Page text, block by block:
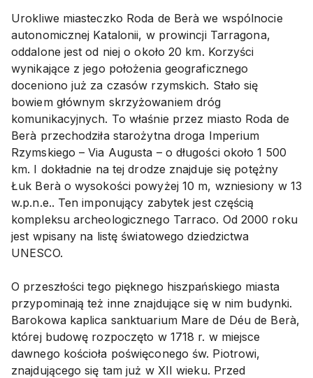
Urokliwe miasteczko Roda de Berà we wspólnocie
autonomicznej Katalonii, w prowincji Tarragona,
oddalone jest od niej o około 20 km. Korzyści
wynikające z jego położenia geograficznego
doceniono już za czasów rzymskich. Stało się
bowiem głównym skrzyżowaniem dróg
komunikacyjnych. To właśnie przez miasto Roda de
Berà przechodziła starożytna droga Imperium
Rzymskiego – Via Augusta – o długości około 1 500
km. I dokładnie na tej drodze znajduje się potężny
Łuk Berà o wysokości powyżej 10 m, wzniesiony w 13
w.p.n.e.. Ten imponujący zabytek jest częścią
kompleksu archeologicznego Tarraco. Od 2000 roku
jest wpisany na listę światowego dziedzictwa
UNESCO.
O przeszłości tego pięknego hiszpańskiego miasta
przypominają też inne znajdujące się w nim budynki.
Barokowa kaplica sanktuarium Mare de Déu de Berà,
której budowę rozpoczęto w 1718 r. w miejsce
dawnego kościoła poświęconego św. Piotrowi,
znajdującego się tam już w XII wieku. Przed